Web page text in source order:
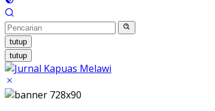
tutup
tutup